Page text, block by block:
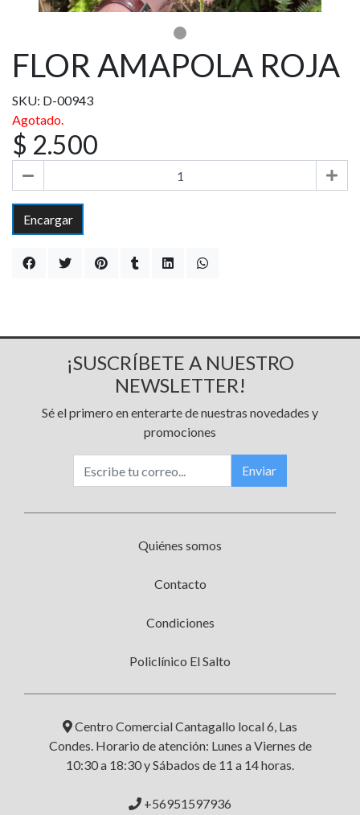
FLOR AMAPOLA ROJA
SKU: D-00943
Agotado.
$ 2.500
Encargar
¡SUSCRÍBETE A NUESTRO
NEWSLETTER!
Sé el primero en enterarte de nuestras novedades y
promociones
Enviar
Quiénes somos
Contacto
Condiciones
Policlínico El Salto
Centro Comercial Cantagallo local 6, Las
Condes. Horario de atención: Lunes a Viernes de
10:30 a 18:30 y Sábados de 11 a 14 horas.
+56951597936